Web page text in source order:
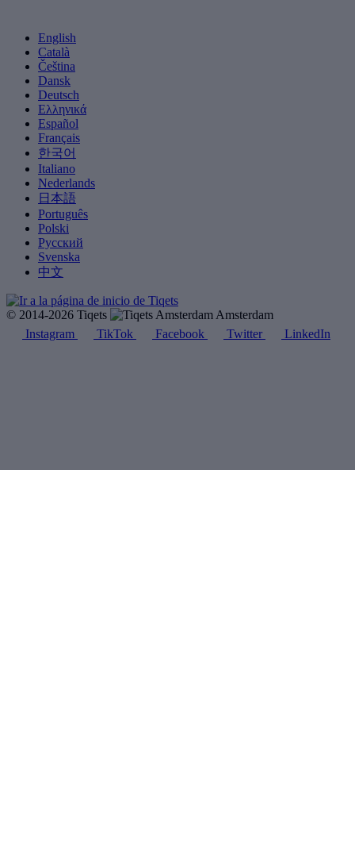
English
Català
Čeština
Dansk
Deutsch
Ελληνικά
Español
Français
한국어
Italiano
Nederlands
日本語
Português
Polski
Русский
Svenska
中文
© 2014-2026 Tiqets
Amsterdam
Instagram
TikTok Facebook Twitter LinkedIn